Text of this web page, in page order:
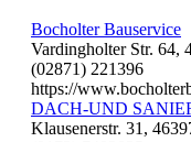
Bocholter Bauservice
Vardingholter Str. 64,
(02871) 221396
https://
DACH-UND
Klausenerstr. 31,